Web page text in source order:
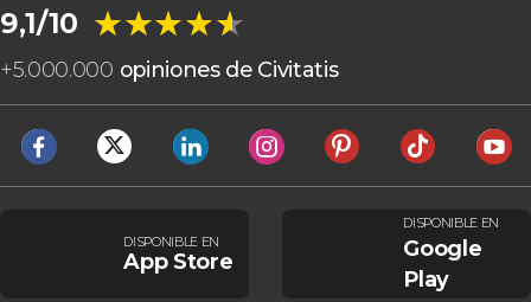
9,1/10 ★★★★★
★★★★★
+5.000.000 opiniones de Civitatis
DISPONIBLE EN
App Store
DISPONIBLE EN
Google
Play